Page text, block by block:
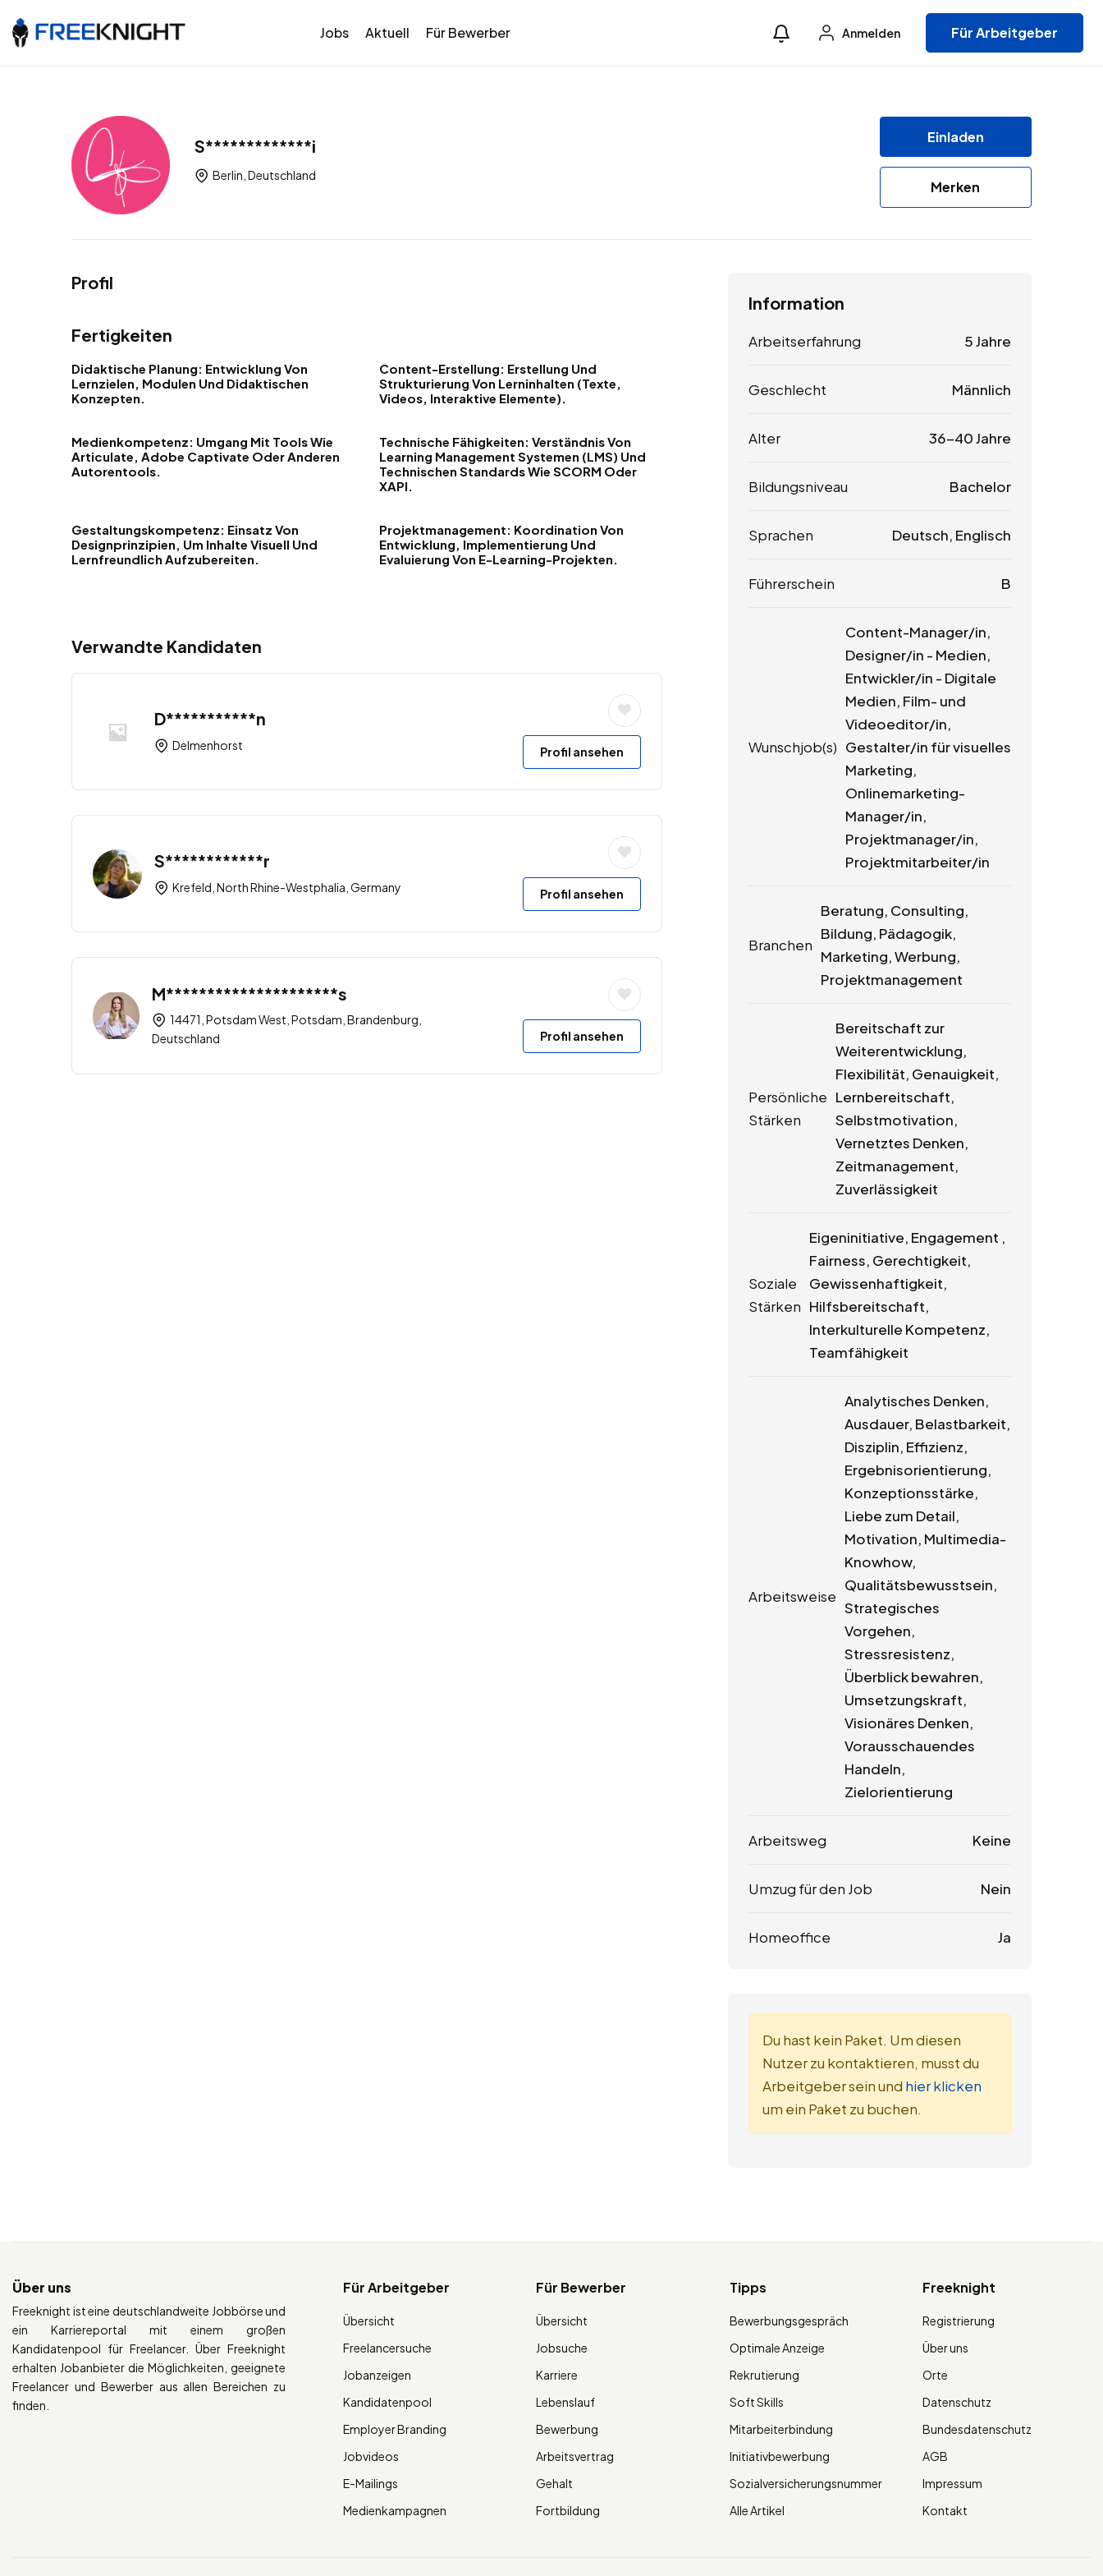
Jobs Aktuell Für Bewerber Anmelden Für Arbeitgeber
S*************i
Berlin, Deutschland
Einladen
Merken
Profil
Fertigkeiten
Didaktische Planung: Entwicklung Von
Lernzielen, Modulen Und Didaktischen
Konzepten.
Content-Erstellung: Erstellung Und
Strukturierung Von Lerninhalten (Texte,
Videos, Interaktive Elemente).
Medienkompetenz: Umgang Mit Tools Wie
Articulate, Adobe Captivate Oder Anderen
Autorentools.
Technische Fähigkeiten: Verständnis Von
Learning Management Systemen (LMS) Und
Technischen Standards Wie SCORM Oder
XAPI.
Gestaltungskompetenz: Einsatz Von
Designprinzipien, Um Inhalte Visuell Und
Lernfreundlich Aufzubereiten.
Projektmanagement: Koordination Von
Entwicklung, Implementierung Und
Evaluierung Von E-Learning-Projekten.
Verwandte Kandidaten
D***********n
Delmenhorst Profil ansehen
S************r
Krefeld, North Rhine-Westphalia, Germany Profil ansehen
M*********************s
14471, Potsdam West, Potsdam, Brandenburg,
Deutschland
Profil ansehen
Information
Arbeitserfahrung 5 Jahre
Geschlecht Männlich
Alter 36-40 Jahre
Bildungsniveau Bachelor
Sprachen Deutsch, Englisch
Führerschein B
Wunschjob(s)
Content-Manager/in,
Designer/in - Medien,
Entwickler/in - Digitale
Medien, Film- und
Videoeditor/in,
Gestalter/in für visuelles
Marketing,
Onlinemarketing-
Manager/in,
Projektmanager/in,
Projektmitarbeiter/in
Branchen
Beratung, Consulting,
Bildung, Pädagogik,
Marketing, Werbung,
Projektmanagement
Persönliche
Stärken
Bereitschaft zur
Weiterentwicklung,
Flexibilität, Genauigkeit,
Lernbereitschaft,
Selbstmotivation,
Vernetztes Denken,
Zeitmanagement,
Zuverlässigkeit
Soziale
Stärken
Eigeninitiative, Engagement ,
Fairness, Gerechtigkeit,
Gewissenhaftigkeit,
Hilfsbereitschaft,
Interkulturelle Kompetenz,
Teamfähigkeit
Arbeitsweise
Analytisches Denken,
Ausdauer, Belastbarkeit,
Disziplin, Effizienz,
Ergebnisorientierung,
Konzeptionsstärke,
Liebe zum Detail,
Motivation, Multimedia-
Knowhow,
Qualitätsbewusstsein,
Strategisches
Vorgehen,
Stressresistenz,
Überblick bewahren,
Umsetzungskraft,
Visionäres Denken,
Vorausschauendes
Handeln,
Zielorientierung
Arbeitsweg Keine
Umzug für den Job Nein
Homeoffice Ja
Du hast kein Paket. Um diesen
Nutzer zu kontaktieren, musst du
Arbeitgeber sein und hier klicken
um ein Paket zu buchen.
Über uns
Freeknight ist eine deutschlandweite Jobbörse und
ein Karriereportal mit einem großen
Kandidatenpool für Freelancer. Über Freeknight
erhalten Jobanbieter die Möglichkeiten, geeignete
Freelancer und Bewerber aus allen Bereichen zu
finden.
Für Arbeitgeber
Übersicht
Freelancersuche
Jobanzeigen
Kandidatenpool
Employer Branding
Jobvideos
E-Mailings
Medienkampagnen
Für Bewerber
Übersicht
Jobsuche
Karriere
Lebenslauf
Bewerbung
Arbeitsvertrag
Gehalt
Fortbildung
Tipps
Bewerbungsgespräch
Optimale Anzeige
Rekrutierung
Soft Skills
Mitarbeiterbindung
Initiativbewerbung
Sozialversicherungsnummer
Alle Artikel
Freeknight
Registrierung
Über uns
Orte
Datenschutz
Bundesdatenschutz
AGB
Impressum
Kontakt